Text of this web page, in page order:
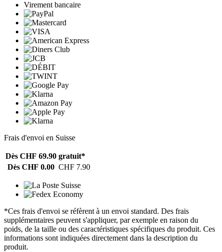
Virement bancaire
Frais d'envoi en Suisse
Dès CHF 69.90 gratuit*
Dès CHF 0.00 CHF 7.90
*Ces frais d'envoi se réfèrent à un envoi standard. Des frais
supplémentaires peuvent s'appliquer, par exemple en raison du
poids, de la taille ou des caractéristiques spécifiques du produit. Ces
informations sont indiquées directement dans la description du
produit.